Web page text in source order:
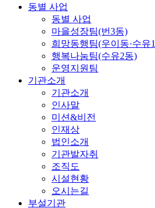
동별 사업
동별 사업
마을성장팀(번3동)
희망동행팀(우이동·수유
행복나눔팀(수유2동)
운영지원팀
기관소개
기관소개
인사말
미션&비전
인재상
법인소개
기관발자취
조직도
시설현황
오시는길
부설기관